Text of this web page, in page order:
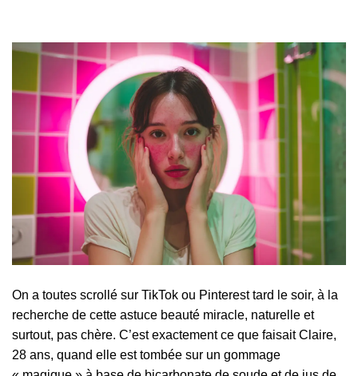
On a toutes scrollé sur TikTok ou Pinterest tard le soir, à la
recherche de cette astuce beauté miracle, naturelle et
surtout, pas chère. C’est exactement ce que faisait Claire,
28 ans, quand elle est tombée sur un gommage